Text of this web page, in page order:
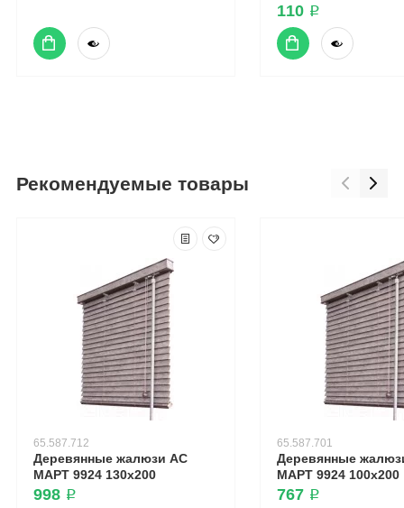
110 ₽
Рекомендуемые товары
65.587.712
Деревянные жалюзи АС
МАРТ 9924 130x200
998 ₽
65.587.701
Деревянные
МАРТ 9924 100x200
767 ₽